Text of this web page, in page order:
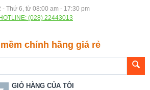
- Thứ 6, từ 08:00 am - 17:30 pm
(028) 22443013
chính hãng giá rẻ
GIỎ HÀNG CỦA TÔI